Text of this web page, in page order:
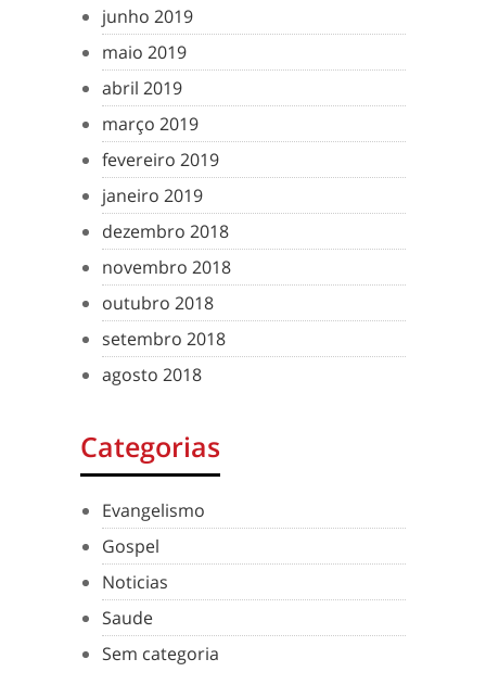
junho 2019
maio 2019
abril 2019
março 2019
fevereiro 2019
janeiro 2019
dezembro 2018
novembro 2018
outubro 2018
setembro 2018
agosto 2018
Categorias
Evangelismo
Gospel
Noticias
Saude
Sem categoria